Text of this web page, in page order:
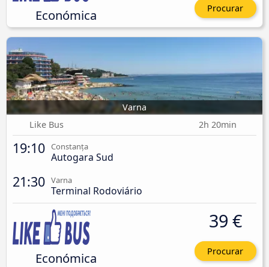
Económica Procurar
Varna
Like Bus
2h 20min
19:10 Constanța
Autogara Sud
21:30 Varna
Terminal Rodoviário
Económica
39 €
Procurar